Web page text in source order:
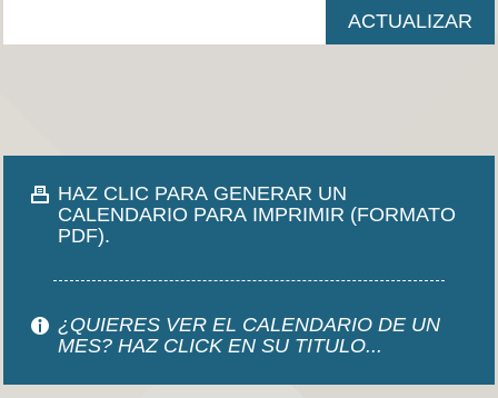
HAZ CLIC PARA GENERAR UN
CALENDARIO PARA IMPRIMIR (FORMATO
PDF).
¿QUIERES VER EL CALENDARIO DE UN
MES? HAZ CLICK EN SU TITULO...